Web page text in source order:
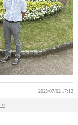
2025/07/02 17:12
»